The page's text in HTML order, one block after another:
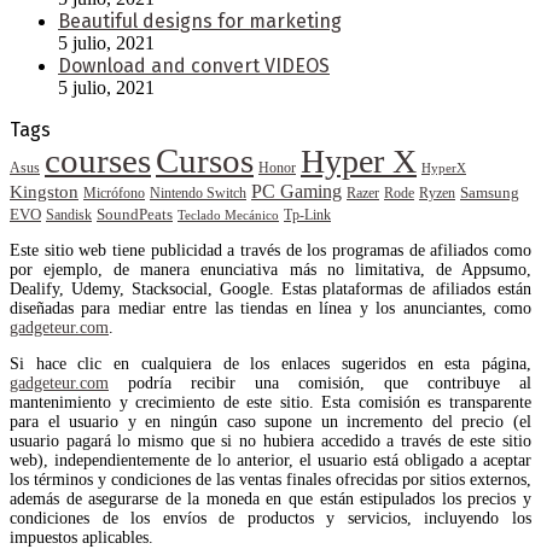
Beautiful designs for marketing
5 julio, 2021
Download and convert VIDEOS
5 julio, 2021
Tags
Asus coursesCursos Honor Hyper X HyperX
Kingston Micrófono Nintendo Switch PC Gaming Razer Rode Ryzen Samsung
EVO Sandisk SoundPeats Teclado Mecánico Tp-Link
Este sitio web tiene publicidad a través de los programas de afiliados como
por ejemplo, de manera enunciativa más no limitativa, de Appsumo,
Dealify, Udemy, Stacksocial, Google. Estas plataformas de afiliados están
diseñadas para mediar entre las tiendas en línea y los anunciantes, como
gadgeteur.com.
Si hace clic en cualquiera de los enlaces sugeridos en esta página,
gadgeteur.com podría recibir una comisión, que contribuye al
mantenimiento y crecimiento de este sitio. Esta comisión es transparente
para el usuario y en ningún caso supone un incremento del precio (el
usuario pagará lo mismo que si no hubiera accedido a través de este sitio
web), independientemente de lo anterior, el usuario está obligado a aceptar
los términos y condiciones de las ventas finales ofrecidas por sitios externos,
además de asegurarse de la moneda en que están estipulados los precios y
condiciones de los envíos de productos y servicios, incluyendo los
impuestos aplicables.